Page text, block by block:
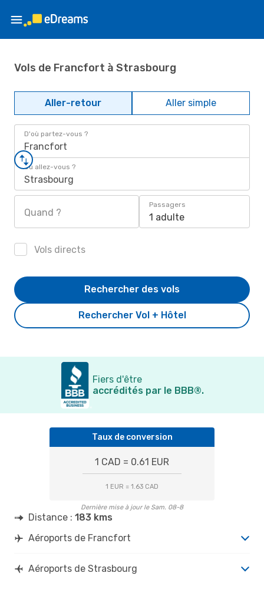
Vols de Francfort à Strasbourg
Aller-retour Aller simple
D'où partez-vous ?
Francfort
Où allez-vous ?
Strasbourg
Quand ?
Passagers
1 adulte
Vols directs
Rechercher Vol + Hôtel
Rechercher des vols
Fiers d'être
accrédités par le BBB®.
Taux de conversion
1 CAD = 0.61 EUR
1 EUR = 1.63 CAD
Dernière mise à jour le Sam. 08-8
Distance : 183 kms
Aéroports de Francfort
Aéroports de Strasbourg